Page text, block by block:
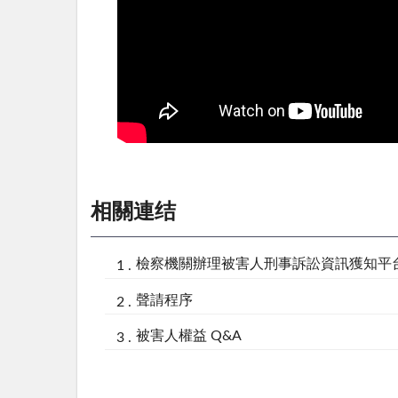
相關連结
檢察機關辦理被害人刑事訴訟資訊獲知平
聲請程序
被害人權益 Q&A